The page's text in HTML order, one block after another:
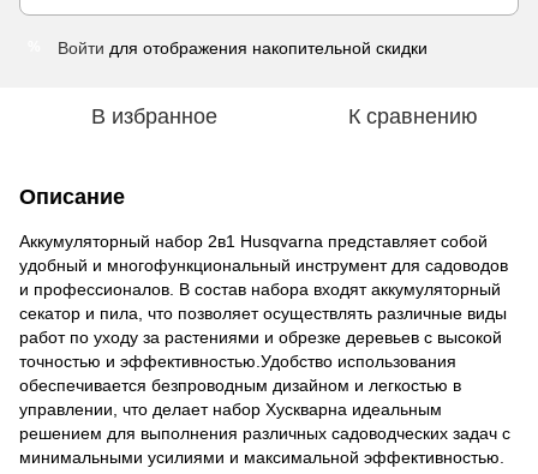
Войти для отображения накопительной скидки
В избранное К сравнению
Описание
Аккумуляторный набор 2в1 Husqvarna представляет собой
удобный и многофункциональный инструмент для садоводов
и профессионалов. В состав набора входят аккумуляторный
секатор и пила, что позволяет осуществлять различные виды
работ по уходу за растениями и обрезке деревьев с высокой
точностью и эффективностью.Удобство использования
обеспечивается безпроводным дизайном и легкостью в
управлении, что делает набор Хускварна идеальным
решением для выполнения различных садоводческих задач с
минимальными усилиями и максимальной эффективностью.